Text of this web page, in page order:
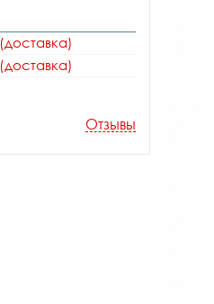
(доставка)
(доставка)
Отзывы